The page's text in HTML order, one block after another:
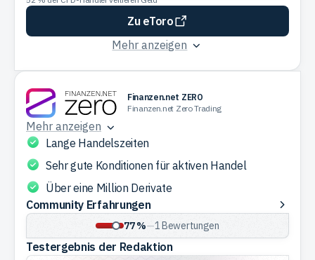
Zu eToro
Mehr anzeigen
Finanzen.net ZERO
Finanzen.net Zero Trading
Mehr anzeigen
Lange Handelszeiten
Sehr gute Konditionen für aktiven Handel
Über eine Million Derivate
Community
Erfahrungen
Community Erfahrungen
77 %—1Bewertungen
Testergebnis der Redaktion